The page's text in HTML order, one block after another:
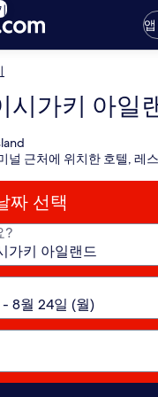
시가키 아일
널 근처에 위치한 호텔, 레
짜 선택
?